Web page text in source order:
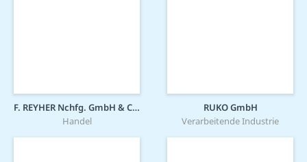
F. REYHER Nchfg. GmbH & Co. KG
Handel
RUKO GmbH
Verarbeitende Industrie